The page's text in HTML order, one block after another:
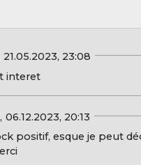
21.05.2023, 23:08
interet
06.12.2023, 20:13
positif, esque je peut